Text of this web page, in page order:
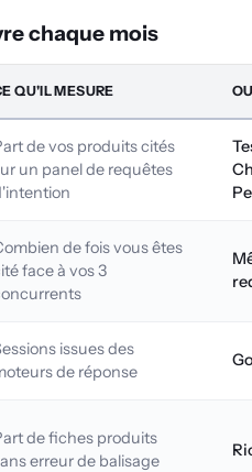
chaque mois
QU'IL MESURE
de vos produits cités
un panel de requêtes
de fois vous êtes
face à vos 3
issues des
de réponse
de fiches produits
erreur de balisage